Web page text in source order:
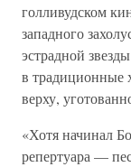
голливудском
западного
эстрадной
в традиционные
верху,
«Хотя начинал
репертуара —